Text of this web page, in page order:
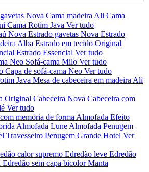
Nova Cama madeira Ali Cama
Cama Rotim Java Ver tudo
Nova Estrado gavetas Nova Estrado
Alba Estrado em tecido Original
Estrado Essencial Ver tudo
Neo Sofá-cama Milo Ver tudo
Capa de sofá-cama Neo Ver tudo
Java Mesa de cabeceira em madeira Ali
Original Cabeceira Nova Cabeceira com
Ver tudo
memória de forma Almofada Efeito
Almofada Lune Almofada Penugem
Travesseiro Penugem Grande Hotel Ver
calor supremo Edredão leve Edredão
Edredão sem capa bicolorManta